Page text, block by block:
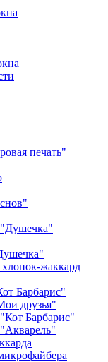
печать"
"Душечка"
хлопок-жаккард
Барбарис"
друзья"
Барбарис"